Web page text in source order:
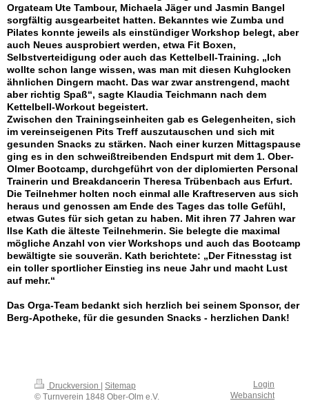
Orgateam Ute Tambour, Michaela Jäger und Jasmin Bangel
sorgfältig ausgearbeitet hatten. Bekanntes wie Zumba und
Pilates konnte jeweils als einstündiger Workshop belegt, aber
auch Neues ausprobiert werden, etwa Fit Boxen,
Selbstverteidigung oder auch das Kettelbell-Training. „Ich
wollte schon lange wissen, was man mit diesen Kuhglocken
ähnlichen Dingern macht. Das war zwar anstrengend, macht
aber richtig Spaß“, sagte Klaudia Teichmann nach dem
Kettelbell-Workout begeistert.
Zwischen den Trainingseinheiten gab es Gelegenheiten, sich
im vereinseigenen Pits Treff auszutauschen und sich mit
gesunden Snacks zu stärken. Nach einer kurzen Mittagspause
ging es in den schweißtreibenden Endspurt mit dem 1. Ober-
Olmer Bootcamp, durchgeführt von der diplomierten Personal
Trainerin und Breakdancerin Theresa Trübenbach aus Erfurt.
Die Teilnehmer holten noch einmal alle Kraftreserven aus sich
heraus und genossen am Ende des Tages das tolle Gefühl,
etwas Gutes für sich getan zu haben. Mit ihren 77 Jahren war
Ilse Kath die älteste Teilnehmerin. Sie belegte die maximal
mögliche Anzahl von vier Workshops und auch das Bootcamp
bewältigte sie souverän. Kath berichtete: „Der Fitnesstag ist
ein toller sportlicher Einstieg ins neue Jahr und macht Lust
auf mehr.“
Das Orga-Team bedankt sich herzlich bei seinem Sponsor, der
Berg-Apotheke, für die gesunden Snacks - herzlichen Dank!
Druckversion | Sitemap
© Turnverein 1848 Ober-Olm e.V.
Login
Webansicht